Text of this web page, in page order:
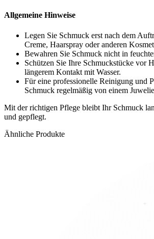
Allgemeine Hinweise
Legen Sie Schmuck erst nach dem
Creme, Haarspray oder anderen
Bewahren Sie Schmuck nicht in
Schützen Sie Ihre Schmuckstücke vor
längerem Kontakt mit Wasser.
Für eine professionelle Reinigung und
Schmuck regelmäßig von einem
Mit der richtigen Pflege bleibt Ihr Schmuck
und gepflegt.
Ähnliche Produkte